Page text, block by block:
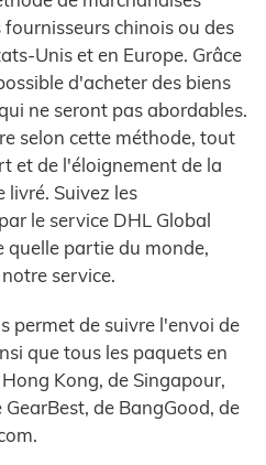
chinois ou des
Unis et en Europe. Grâce
d'acheter des biens
ne seront pas abordables.
selon cette méthode, tout
et de l'éloignement de la
livré. Suivez les
le service DHL Global
partie du monde,
service.
permet de suivre l'envoi de
que tous les paquets en
Kong, de Singapour,
de BangGood, de